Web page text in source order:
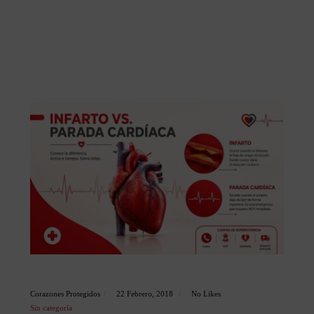
Corazones Protegidos 22 Febrero, 2018
No Likes
Sin categoría